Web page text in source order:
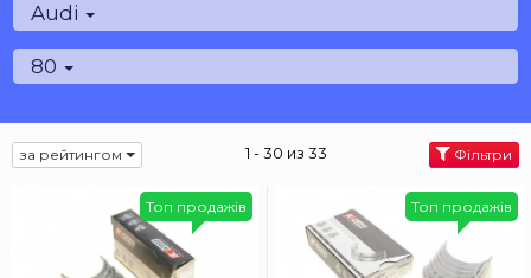
Audi
80
за рейтингом 1 - 30 из 33 Фільтри
Топ продажів Топ продажів